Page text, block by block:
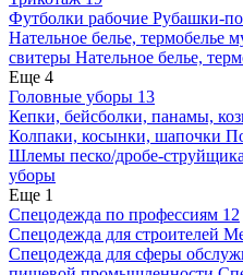
Футболки рабочие Рубашки-
Нательное белье, термобелье
свитеры Нательное белье,
Еще 4
Головные уборы 13
Кепки, бейсболки, панамы,
Колпаки, косынки, шапочки
Шлемы песко/дробе-струйщика
уборы
Еще 1
Спецодежда по профессиям 12
Спецодежда для строителей
Спецодежда для сферы